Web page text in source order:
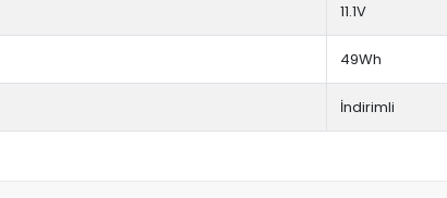
11.1V
49Wh
İndirimli